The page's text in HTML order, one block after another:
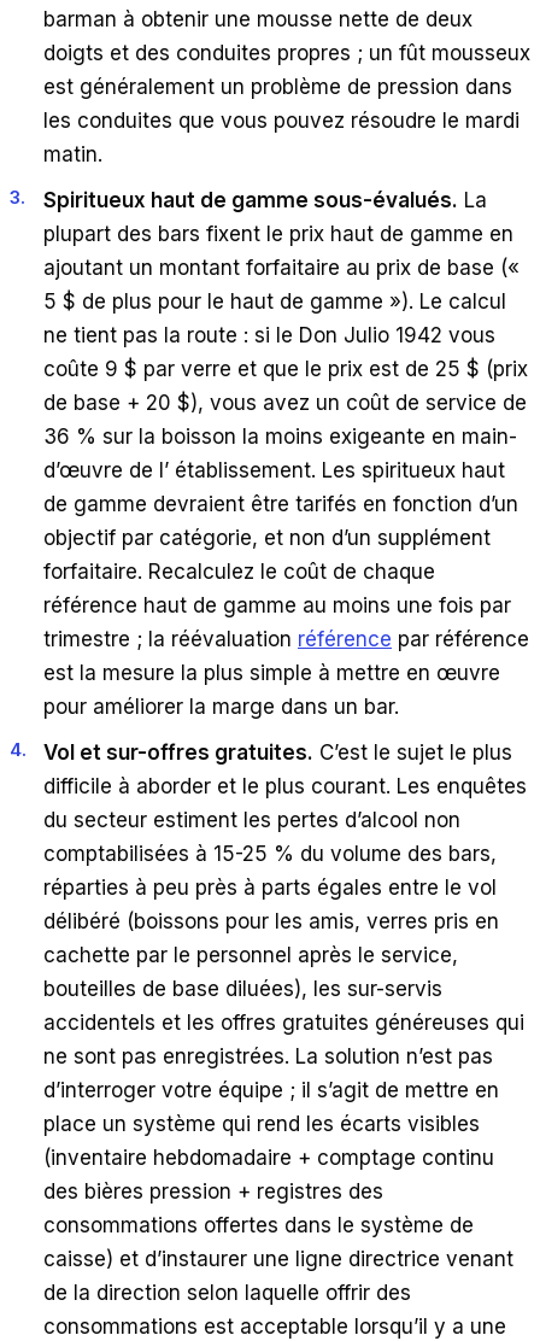
barman à obtenir une mousse nette de deux
doigts et des conduites propres ; un fût mousseux
est généralement un problème de pression dans
les conduites que vous pouvez résoudre le mardi
matin.
Spiritueux haut de gamme sous-évalués. La
plupart des bars fixent le prix haut de gamme en
ajoutant un montant forfaitaire au prix de base («
5 $ de plus pour le haut de gamme »). Le calcul
ne tient pas la route : si le Don Julio 1942 vous
coûte 9 $ par verre et que le prix est de 25 $ (prix
de base + 20 $), vous avez un coût de service de
36 % sur la boisson la moins exigeante en main-
d’œuvre de l’ établissement. Les spiritueux haut
de gamme devraient être tarifés en fonction d’un
objectif par catégorie, et non d’un supplément
forfaitaire. Recalculez le coût de chaque
référence haut de gamme au moins une fois par
trimestre ; la réévaluation référence par référence
est la mesure la plus simple à mettre en œuvre
pour améliorer la marge dans un bar.
Vol et sur-offres gratuites. C’est le sujet le plus
difficile à aborder et le plus courant. Les enquêtes
du secteur estiment les pertes d’alcool non
comptabilisées à 15-25 % du volume des bars,
réparties à peu près à parts égales entre le vol
délibéré (boissons pour les amis, verres pris en
cachette par le personnel après le service,
bouteilles de base diluées), les sur-servis
accidentels et les offres gratuites généreuses qui
ne sont pas enregistrées. La solution n’est pas
d’interroger votre équipe ; il s’agit de mettre en
place un système qui rend les écarts visibles
(inventaire hebdomadaire + comptage continu
des bières pression + registres des
consommations offertes dans le système de
caisse) et d’instaurer une ligne directrice venant
de la direction selon laquelle offrir des
consommations est acceptable lorsqu’il y a une